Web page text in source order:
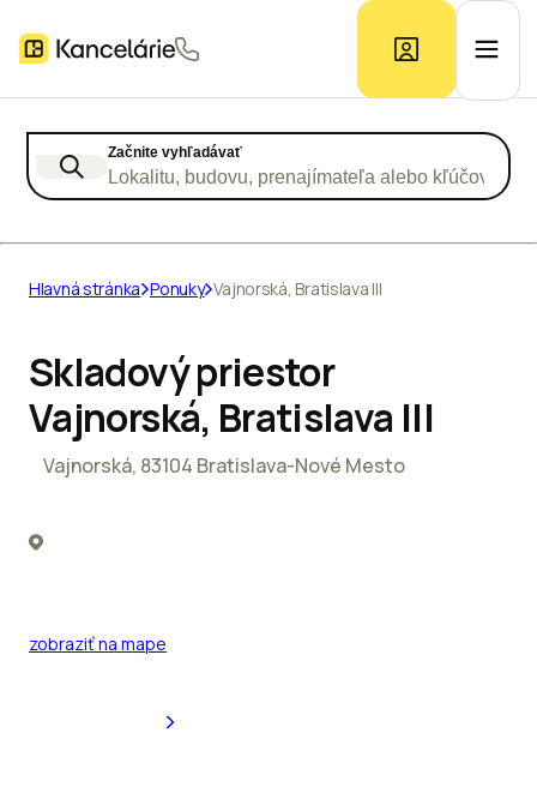
Prieskum trhu
Začnite vyhľadávať
Lokalitu, budovu, prenajímateľa alebo kľúčové
Hlavná stránka Ponuky Vajnorská, Bratislava III
Skladový priestor
Vajnorská, Bratislava III
Vajnorská, 83104 Bratislava-Nové Mesto
zobraziť na mape